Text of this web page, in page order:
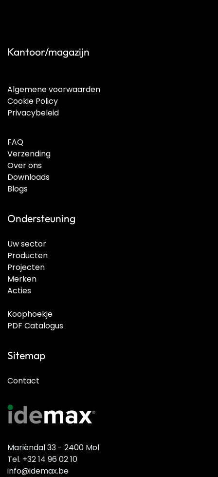
Kantoor/magazijn
Algemene voorwaarden
Cookie Policy
Privacybeleid
FAQ
Verzending
Over ons
Downloads
Blogs
Ondersteuning
Uw sector
Producten
Projecten
Merken
Acties
Koophoekje
PDF Catalogus
Sitemap
Contact
Mariëndal 33 - 2400 Mol
Tel. +32 14 96 02 10
info@idemax.be